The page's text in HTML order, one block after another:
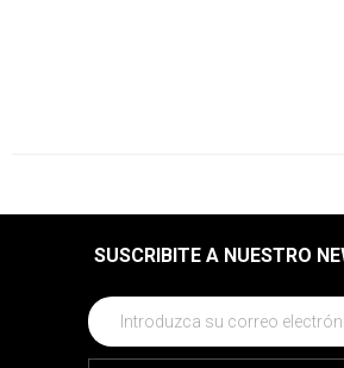
SUSCRIBITE A NUESTRO